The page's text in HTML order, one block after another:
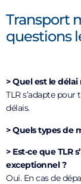
Transport
questions
> Quel est le
TLR s’adapte
délais.
> Quels types de
> Est-ce que TLR
exceptionnel ?
Oui. En cas de